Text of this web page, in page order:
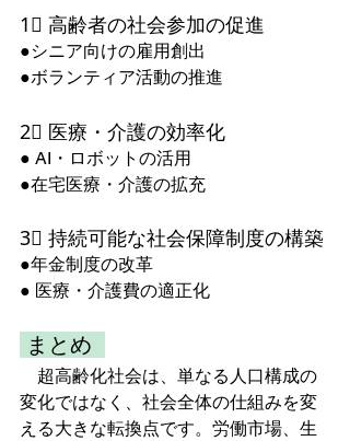
1⃣ 高齢者の社会参加の促進
●シニア向けの雇用創出
●ボランティア活動の推進
2⃣ 医療・介護の効率化
● AI・ロボットの活用
●在宅医療・介護の拡充
3⃣ 持続可能な社会保障制度の構築
●年金制度の改革
● 医療・介護費の適正化
まとめ
超高齢化社会は、単なる人口構成の
変化ではなく、社会全体の仕組みを変
える大きな転換点です。労働市場、生